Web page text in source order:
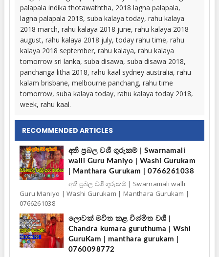
palapala indika thotawaththa, 2018 lagna palapala,
lagna palapala 2018, suba kalaya today, rahu kalaya
2018 march, rahu kalaya 2018 june, rahu kalaya 2018
august, rahu kalaya 2018 july, today rahu time, rahu
kalaya 2018 september, rahu kalaya, rahu kalaya
tomorrow sri lanka, suba disawa, suba disawa 2018,
panchanga litha 2018, rahu kaal sydney australia, rahu
kalam brisbane, melbourne panchang, rahu time
tomorrow, suba kalaya today, rahu kalaya today 2018,
week, rahu kaal.
RECOMMENDED ARTICLES
අති ප්‍රබල වශී ගුරුකම් | Swarnamali
walli Guru Maniyo | Washi Gurukam
| Manthara Gurukam | 0766261038
අති ප්‍රබල වශී ගුරුකම් | Swarnamali walli
Guru Maniyo | Washi Gurukam | Manthara Gurukam |
0766261038
ලොවක් මවිත කළ විශ්මිත වශී |
Chandra kumara guruthuma | Wshi
GuruKam | manthara gurukam |
0760098772